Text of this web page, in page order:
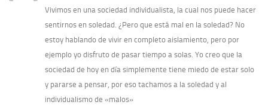
Vivimos en una sociedad individualista, la cual nos puede hacer
sentirnos en soledad. ¿Pero que está mal en la soledad? No
estoy hablando de vivir en completo aislamiento, pero por
ejemplo yo disfruto de pasar tiempo a solas. Yo creo que la
sociedad de hoy en día simplemente tiene miedo de estar solo
y pararse a pensar, por eso tachamos a la soledad y al
individualismo de «malos»